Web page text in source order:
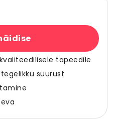
tapeedile
suurust